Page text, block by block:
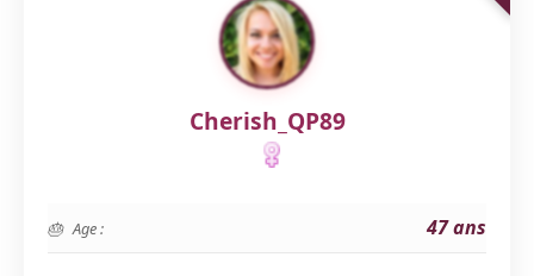
Cherish_QP89
Age : 47 ans